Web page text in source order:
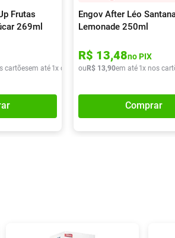
Frutas
269ml
cartõesem até 1x de R$ 9, 90
Engov After Léo
Lemonade 250ml
R$ 13,48no PIX
ou R$ 13,90em até 1x nos
Comprar